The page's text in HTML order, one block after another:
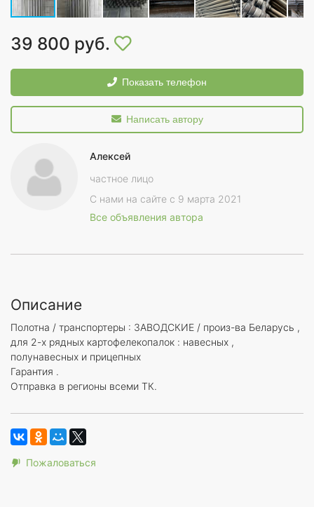
39 800 руб.
Показать телефон
Написать автору
Алексей
частное лицо
С нами на сайте с 9 марта 2021
Все объявления автора
Описание
Полотна / транспортеры : ЗАВОДСКИЕ / произ-ва Беларусь ,
для 2-х рядных картофелекопалок : навесных ,
полунавесных и прицепных
Гарантия .
Отправка в регионы всеми ТК.
Пожаловаться